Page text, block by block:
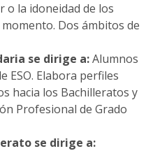
o la idoneidad de los
Dos ámbitos de
se dirige a:Alumnos
ESO. Elabora perfiles
hacia los Bachilleratos y
Profesional de Grado
se dirige a: